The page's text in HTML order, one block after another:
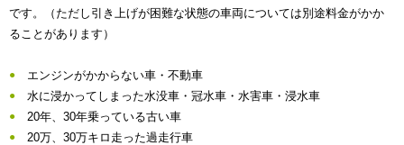
です。（ただし引き上げが困難な状態の車両については別途料金がかか
ることがあります）
エンジンがかからない車・不動車
水に浸かってしまった水没車・冠水車・水害車・浸水車
20年、30年乗っている古い車
20万、30万キロ走った過走行車